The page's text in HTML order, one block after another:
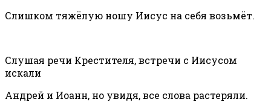
Слишком тяжёлую ношу Иисус на себя возьмёт.
Слушая речи Крестителя, встречи с Иисусом
искали
Андрей и Иоанн, но увидя, все слова растеряли.